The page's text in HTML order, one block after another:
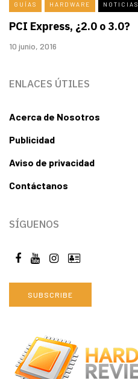
GUÍAS HARDWARE NOTICIAS
PCI Express, ¿2.0 o 3.0?
10 junio, 2016
ENLACES ÚTILES
Acerca de Nosotros
Publicidad
Aviso de privacidad
Contáctanos
SÍGUENOS
SUBSCRIBE